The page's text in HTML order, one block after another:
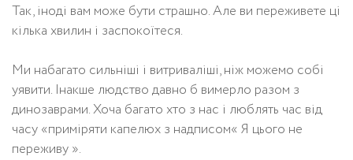
Так, іноді вам може бути страшно. Але ви переживете ці
кілька хвилин і заспокоїтеся.
Ми набагато сильніші і витриваліші, ніж можемо собі
уявити. Інакше людство давно б вимерло разом з
динозаврами. Хоча багато хто з нас і люблять час від
часу «приміряти капелюх з надписом« Я цього не
переживу ».